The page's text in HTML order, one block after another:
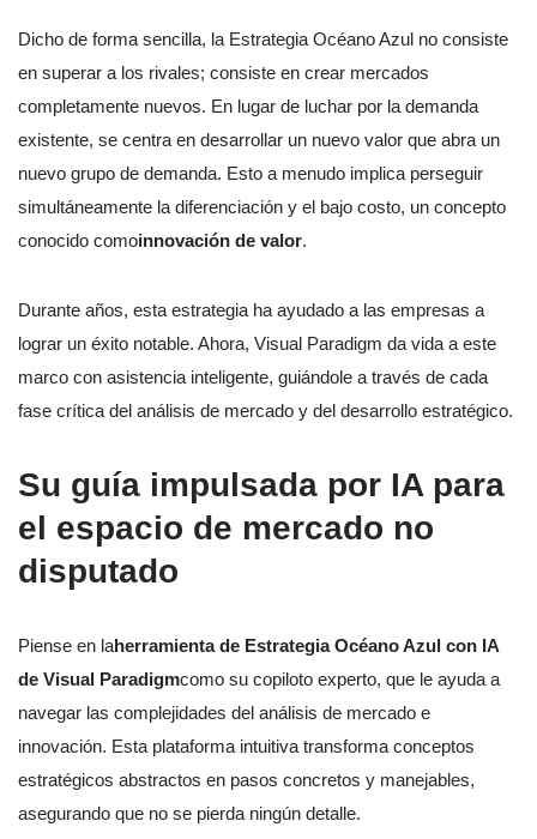
Dicho de forma sencilla, la Estrategia Océano Azul no consiste
en superar a los rivales; consiste en crear mercados
completamente nuevos. En lugar de luchar por la demanda
existente, se centra en desarrollar un nuevo valor que abra un
nuevo grupo de demanda. Esto a menudo implica perseguir
simultáneamente la diferenciación y el bajo costo, un concepto
conocido comoinnovación de valor.
Durante años, esta estrategia ha ayudado a las empresas a
lograr un éxito notable. Ahora, Visual Paradigm da vida a este
marco con asistencia inteligente, guiándole a través de cada
fase crítica del análisis de mercado y del desarrollo estratégico.
Su guía impulsada por IA para
el espacio de mercado no
disputado
Piense en laherramienta de Estrategia Océano Azul con IA
de Visual Paradigmcomo su copiloto experto, que le ayuda a
navegar las complejidades del análisis de mercado e
innovación. Esta plataforma intuitiva transforma conceptos
estratégicos abstractos en pasos concretos y manejables,
asegurando que no se pierda ningún detalle.